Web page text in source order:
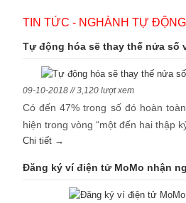
TIN TỨC - NGHÀNH TỰ
Tự động hóa sẽ thay thế nửa số
09-10-2018 // 3,120 lượt xem
Có đến 47% trong số đó hoàn
hiện trong vòng “một đến hai thập
Chi tiết →
Đăng ký ví điện tử MoMo nhận